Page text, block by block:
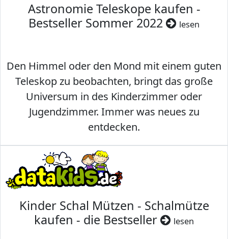
Astronomie Teleskope kaufen -
Bestseller Sommer 2022
lesen
Den Himmel oder den Mond mit einem guten
Teleskop zu beobachten, bringt das große
Universum in des Kinderzimmer oder
Jugendzimmer. Immer was neues zu
entdecken.
Kinder Schal Mützen - Schalmütze
kaufen - die Bestseller
lesen